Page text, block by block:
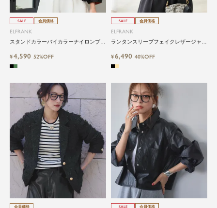
SALE 会員価格
ELFRANK
スタンドカラーバイカラーナイロンブル
¥4,590 52%OFF
SALE 会員価格
ELFRANK
ランタンスリーブフェイクレザージャケ
¥6,490 40%OFF
会員価格 SALE 会員価格